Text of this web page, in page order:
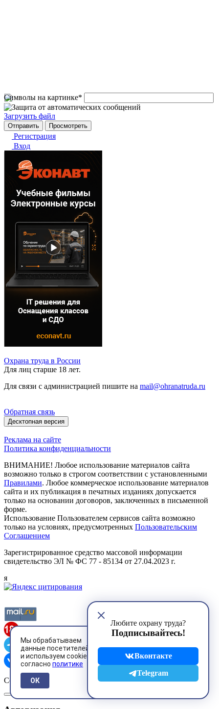
Символы на картинке*
Загрузить файл
Регистрация
Вход
Мы обрабатываем
данные посетителей
и используем cookies
согласно политике
ОК
Любите охрану труда?
Подписывайтесь!
Вконтакте
Telegram
Охрана труда в России
Для лиц старше 18 лет.
Для связи с администрацией пишите на mail@ohranatruda.ru
Обратная связь
Десктопная версия
Реклама на сайте
Политика конфиденциальности
ВНИМАНИЕ! Любое использование материалов сайта
возможно только в строгом соответствии с установленными
Правилами. Любое коммерческое использование материалов
сайта и их публикация в печатных изданиях допускается
только на основании договоров, заключенных в письменной
форме.
Использование Пользователем сервисов сайта возможно
только на условиях, предусмотренных Пользовательским
Соглашением
Зарегистрированное средство массовой информации
свидетельство ЭЛ № ФС 77 - 85134 от 27.04.2023 г.
я
Copyright © 2001-2026, www.ohranatruda.ru